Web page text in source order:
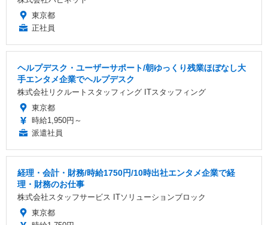
東京都
正社員
ヘルプデスク・ユーザーサポート/朝ゆっくり残業ほぼなし大
手エンタメ企業でヘルプデスク
株式会社リクルートスタッフィング ITスタッフィング
東京都
時給1,950円～
派遣社員
経理・会計・財務/時給1750円/10時出社エンタメ企業で経
理・財務のお仕事
株式会社スタッフサービス ITソリューションブロック
東京都